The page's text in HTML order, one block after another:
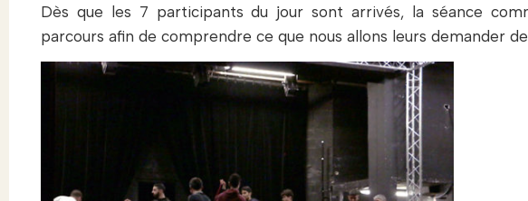
Dès que les 7 participants du jour sont arrivés, la séance
parcours afin de comprendre ce que nous allons leurs demander